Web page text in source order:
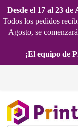
Desde el 17 al 23 de
Todos los pedidos
Agosto, se
¡El equipo de